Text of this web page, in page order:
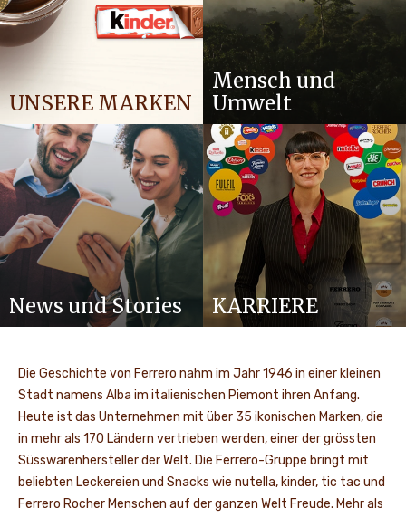
UNSERE MARKEN
Mensch und
Umwelt
News und Stories KARRIERE
Die Geschichte von Ferrero nahm im Jahr 1946 in einer kleinen
Stadt namens Alba im italienischen Piemont ihren Anfang.
Heute ist das Unternehmen mit über 35 ikonischen Marken, die
in mehr als 170 Ländern vertrieben werden, einer der grössten
Süsswarenhersteller der Welt. Die Ferrero-Gruppe bringt mit
beliebten Leckereien und Snacks wie nutella, kinder, tic tac und
Ferrero Rocher Menschen auf der ganzen Welt Freude. Mehr als